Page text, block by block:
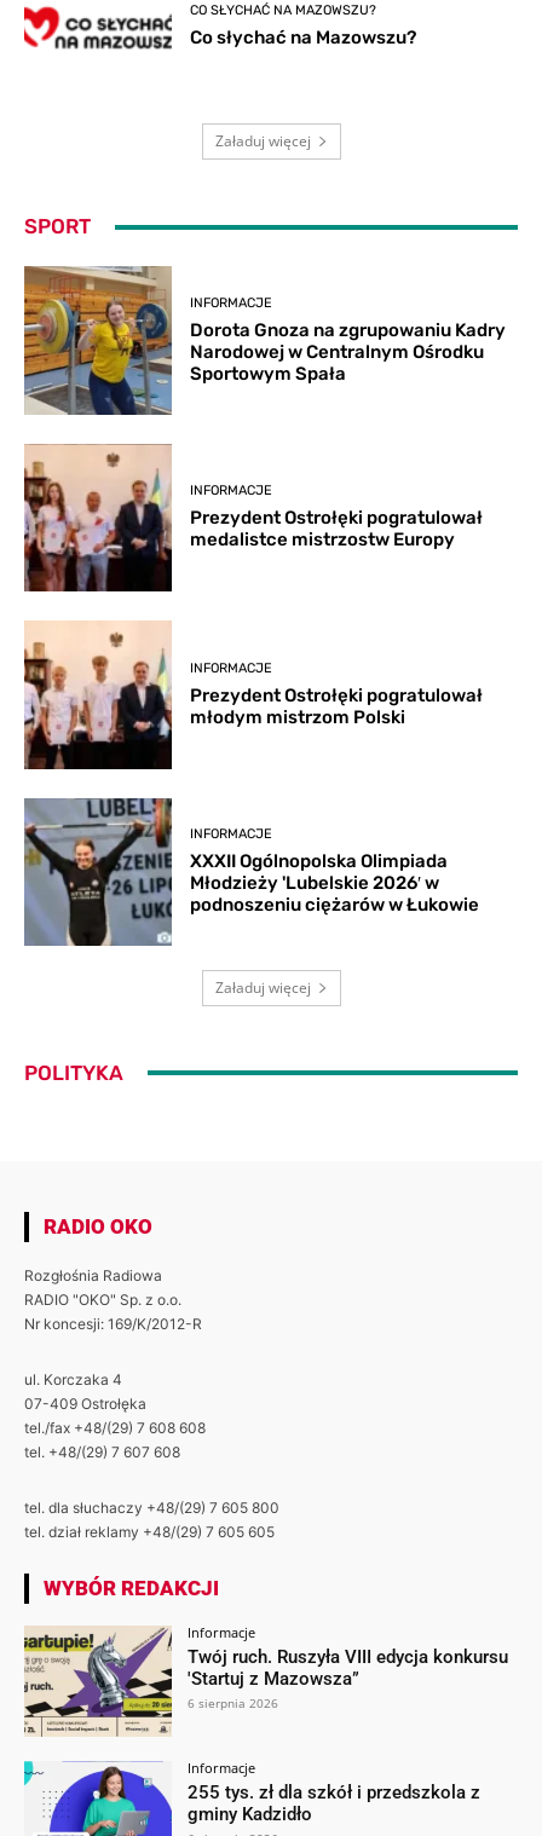
CO SŁYCHAĆ NA MAZOWSZU?
Co słychać na Mazowszu?
Załaduj więcej
SPORT
INFORMACJE
Dorota Gnoza na zgrupowaniu Kadry
Narodowej w Centralnym Ośrodku
Sportowym Spała
INFORMACJE
Prezydent Ostrołęki pogratulował
medalistce mistrzostw Europy
INFORMACJE
Prezydent Ostrołęki pogratulował
młodym mistrzom Polski
INFORMACJE
XXXII Ogólnopolska Olimpiada
Młodzieży 'Lubelskie 2026′ w
podnoszeniu ciężarów w Łukowie
Załaduj więcej
POLITYKA
RADIO OKO
Rozgłośnia Radiowa
RADIO "OKO" Sp. z o.o.
Nr koncesji: 169/K/2012-R
ul. Korczaka 4
07-409 Ostrołęka
tel./fax +48/(29) 7 608 608
tel. +48/(29) 7 607 608
tel. dla słuchaczy +48/(29) 7 605 800
tel. dział reklamy +48/(29) 7 605 605
WYBÓR REDAKCJI
Informacje
Twój ruch. Ruszyła VIII edycja konkursu
'Startuj z Mazowsza”
6 sierpnia 2026
Informacje
255 tys. zł dla szkół i przedszkola z
gminy Kadzidło